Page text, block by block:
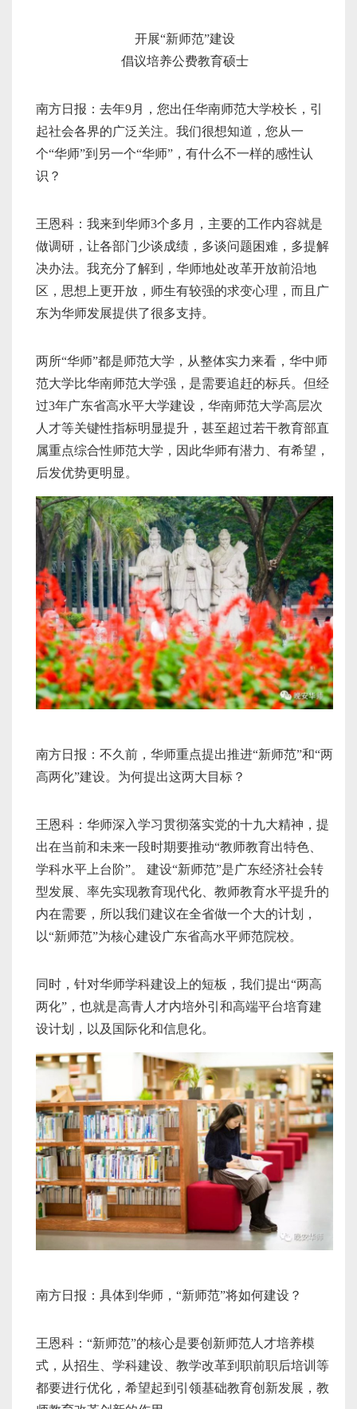
开展“新师范”建设
倡议培养公费教育硕士
南方日报：去年9月，您出任华南师范大学校长，引
起社会各界的广泛关注。我们很想知道，您从一
个“华师”到另一个“华师”，有什么不一样的感性认
识？
王恩科：我来到华师3个多月，主要的工作内容就是
做调研，让各部门少谈成绩，多谈问题困难，多提解
决办法。我充分了解到，华师地处改革开放前沿地
区，思想上更开放，师生有较强的求变心理，而且广
东为华师发展提供了很多支持。
两所“华师”都是师范大学，从整体实力来看，华中师
范大学比华南师范大学强，是需要追赶的标兵。但经
过3年广东省高水平大学建设，华南师范大学高层次
人才等关键性指标明显提升，甚至超过若干教育部直
属重点综合性师范大学，因此华师有潜力、有希望，
后发优势更明显。
南方日报：不久前，华师重点提出推进“新师范”和“两
高两化”建设。为何提出这两大目标？
王恩科：华师深入学习贯彻落实党的十九大精神，提
出在当前和未来一段时期要推动“教师教育出特色、
学科水平上台阶”。 建设“新师范”是广东经济社会转
型发展、率先实现教育现代化、教师教育水平提升的
内在需要，所以我们建议在全省做一个大的计划，
以“新师范”为核心建设广东省高水平师范院校。
同时，针对华师学科建设上的短板，我们提出“两高
两化”，也就是高青人才内培外引和高端平台培育建
设计划，以及国际化和信息化。
南方日报：具体到华师，“新师范”将如何建设？
王恩科：“新师范”的核心是要创新师范人才培养模
式，从招生、学科建设、教学改革到职前职后培训等
都要进行优化，希望起到引领基础教育创新发展，教